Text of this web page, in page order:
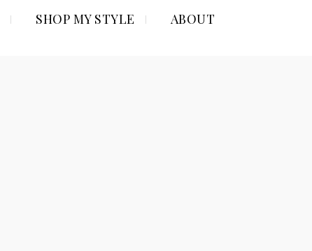
SHOP MY STYLE ABOUT